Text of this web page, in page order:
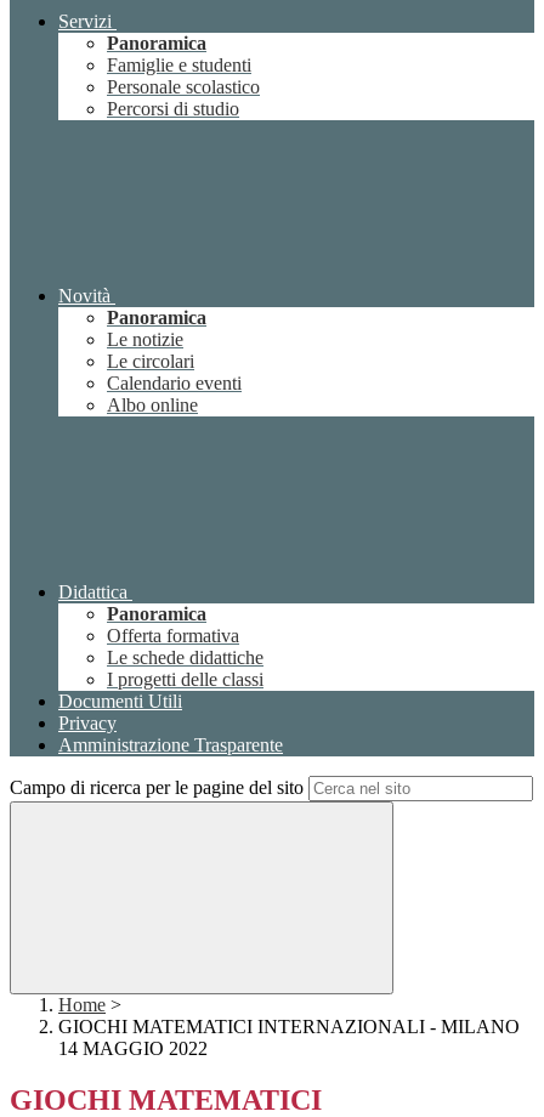
Servizi
Panoramica
Famiglie e studenti
Personale scolastico
Percorsi di studio
Novità
Panoramica
Le notizie
Le circolari
Calendario eventi
Albo online
Didattica
Panoramica
Offerta formativa
Le schede didattiche
I progetti delle classi
Documenti Utili
Privacy
Amministrazione Trasparente
Campo di ricerca per le pagine del sito
Home >
GIOCHI MATEMATICI INTERNAZIONALI - MILANO
14 MAGGIO 2022
GIOCHI MATEMATICI